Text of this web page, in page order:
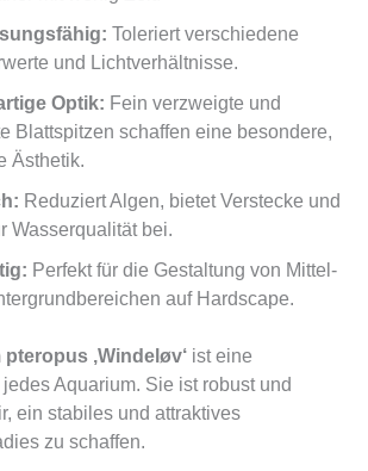
Toleriert verschiedene
und Lichtverhältnisse.
Optik: Fein verzweigte und
Blattspitzen schaffen eine besondere,
Ästhetik.
Reduziert Algen, bietet Verstecke und
Wasserqualität bei.
Perfekt für die Gestaltung von Mittel-
auf Hardscape.
‚Windeløv‘ ist eine
Aquarium. Sie ist robust und
ein stabiles und attraktives
zu schaffen.